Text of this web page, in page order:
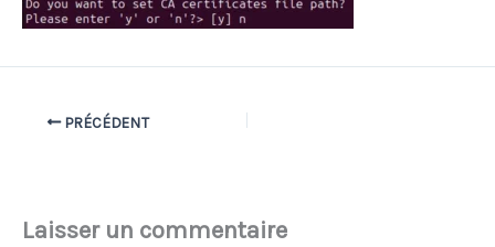
PRÉCÉDENT
Laisser un commentaire